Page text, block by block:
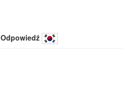
Odpowiedź